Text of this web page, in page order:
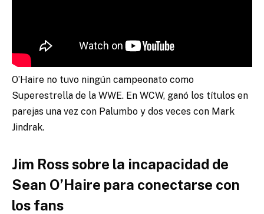
O’Haire no tuvo ningún campeonato como
Superestrella de la WWE. En WCW, ganó los títulos en
parejas una vez con Palumbo y dos veces con Mark
Jindrak.
Jim Ross sobre la incapacidad de
Sean O’Haire para conectarse con
los fans